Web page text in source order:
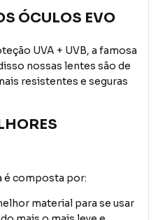
ÓCULOS EVO
UVA + UVB, a famosa
nossas lentes são de
resistentes e seguras
é composta por:
material para se usar